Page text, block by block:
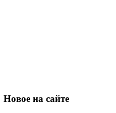
Новое на сайте